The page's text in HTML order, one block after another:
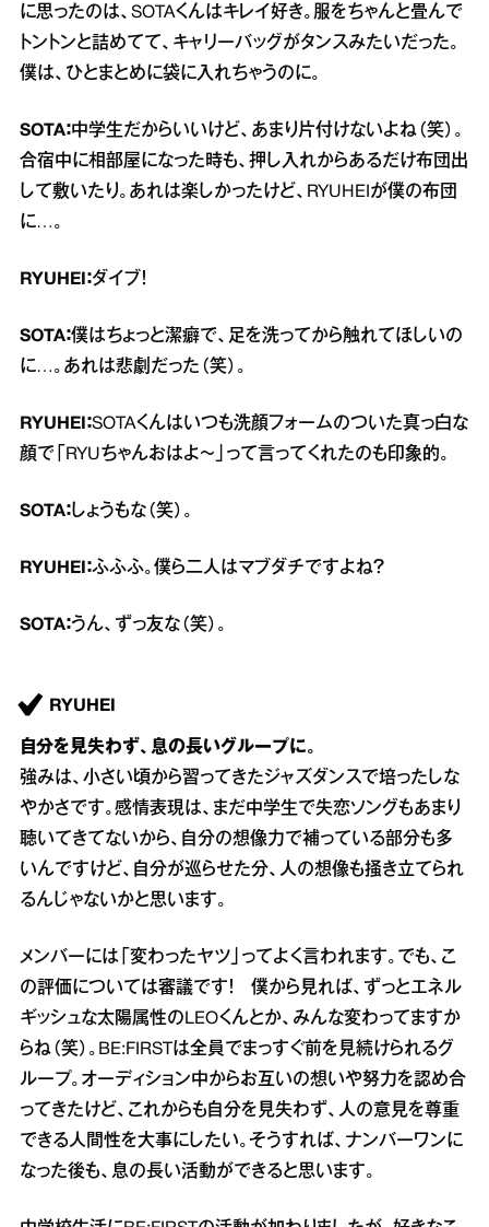
に思ったのは、SOTAくんはキレイ好き。服をちゃんと畳んで
トントンと詰めてて、キャリーバッグがタンスみたいだった。
僕は、ひとまとめに袋に入れちゃうのに。
SOTA：中学生だからいいけど、あまり片付けないよね（笑）。
合宿中に相部屋になった時も、押し入れからあるだけ布団出
して敷いたり。あれは楽しかったけど、RYUHEIが僕の布団
に…。
RYUHEI：ダイブ！
SOTA：僕はちょっと潔癖で、足を洗ってから触れてほしいの
に…。あれは悲劇だった（笑）。
RYUHEI：SOTAくんはいつも洗顔フォームのついた真っ白な
顔で「RYUちゃんおはよ～」って言ってくれたのも印象的。
SOTA：しょうもな（笑）。
RYUHEI：ふふふ。僕ら二人はマブダチですよね？
SOTA：うん、ずっ友な（笑）。
RYUHEI
自分を見失わず、息の長いグループに。
強みは、小さい頃から習ってきたジャズダンスで培ったしな
やかさです。感情表現は、まだ中学生で失恋ソングもあまり
聴いてきてないから、自分の想像力で補っている部分も多
いんですけど、自分が巡らせた分、人の想像も掻き立てられ
るんじゃないかと思います。
メンバーには「変わったヤツ」ってよく言われます。でも、こ
の評価については審議です！ 僕から見れば、ずっとエネル
ギッシュな太陽属性のLEOくんとか、みんな変わってますか
らね（笑）。BE:FIRSTは全員でまっすぐ前を見続けられるグ
ループ。オーディション中からお互いの想いや努力を認め合
ってきたけど、これからも自分を見失わず、人の意見を尊重
できる人間性を大事にしたい。そうすれば、ナンバーワンに
なった後も、息の長い活動ができると思います。